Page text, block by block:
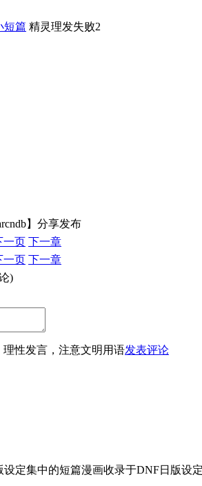
短篇 精灵理发失败2
】分享发布
一页 下一章
一页 下一章
)
性发言，注意文明用语发表评论
设定集中的短篇漫画收录于DNF日版设